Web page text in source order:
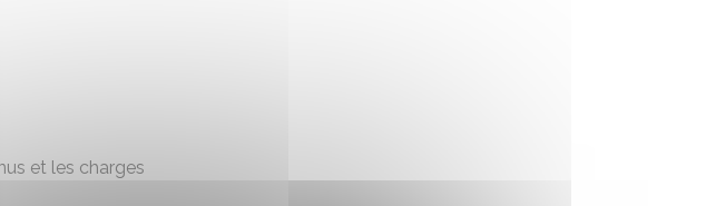
et les charges